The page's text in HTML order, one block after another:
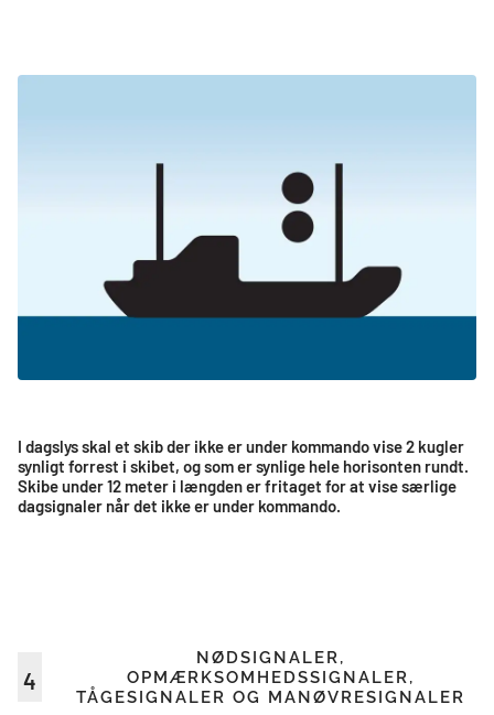
I dagslys skal et skib der ikke er under kommando vise 2 kugler
synligt forrest i skibet, og som er synlige hele horisonten rundt.
Skibe under 12 meter i længden er fritaget for at vise særlige
dagsignaler når det ikke er under kommando.
4
NØDSIGNALER,
OPMÆRKSOMHEDSSIGNALER,
TÅGESIGNALER OG MANØVRESIGNALER